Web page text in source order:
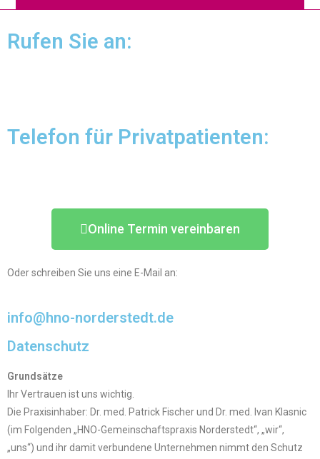
Rufen Sie an:
Telefon für Privatpatienten:
Online Termin vereinbaren
Oder schreiben Sie uns eine E-Mail an:
info@hno-norderstedt.de​
Datenschutz
Grundsätze
Ihr Vertrauen ist uns wichtig.
Die Praxisinhaber: Dr. med. Patrick Fischer und Dr. med. Ivan Klasnic
(im Folgenden „HNO-Gemeinschaftspraxis Norderstedt“, „wir“,
„uns“) und ihr damit verbundene Unternehmen nimmt den Schutz